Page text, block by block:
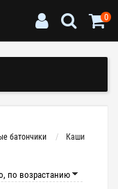
0
батончики
Каши